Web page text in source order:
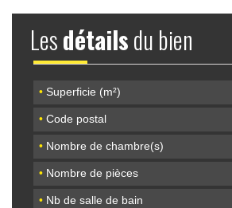
Lesdétailsdu bien
• Superficie (m²)
• Code postal
• Nombre de chambre(s)
• Nombre de pièces
• Nb de salle de bain